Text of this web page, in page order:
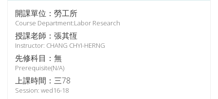
開課單位：勞工所
Course Department:Labor Research
授課老師：張其恆
Instructor: CHANG CHYI-HERNG
先修科目：無
Prerequisite(N/A)
上課時間：三78
Session: wed16-18